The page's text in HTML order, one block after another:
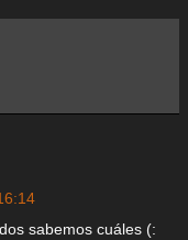
sabemos cuáles (: